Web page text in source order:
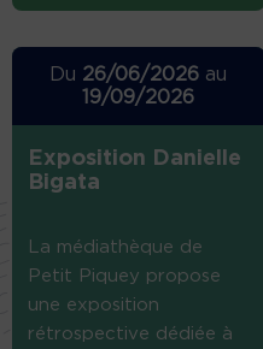
Du 26/06/2026 au
19/09/2026
Exposition Danielle
Bigata
La médiathèque de
Petit Piquey propose
une exposition
rétrospective dédiée à